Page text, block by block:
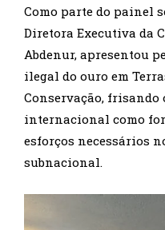
Como parte do painel
Diretora Executiva da
Abdenur, apresentou
ilegal do ouro em
Conservação, frisando
internacional como
esforços necessários
subnacional.